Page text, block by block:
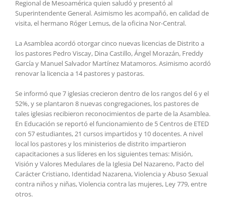
Regional de Mesoamérica quien saludó y presentó al
Superintendente General. Asimismo les acompañó, en calidad de
visita, el hermano Róger Lemus, de la oficina Nor-Central.
La Asamblea acordó otorgar cinco nuevas licencias de Distrito a
los pastores Pedro Viscay, Dina Castillo, Ángel Morazán, Freddy
García y Manuel Salvador Martínez Matamoros. Asimismo acordó
renovar la licencia a 14 pastores y pastoras.
Se informó que 7 iglesias crecieron dentro de los rangos del 6 y el
52%, y se plantaron 8 nuevas congregaciones, los pastores de
tales iglesias recibieron reconocimientos de parte de la Asamblea.
En Educación se reportó el funcionamiento de 5 Centros de ETED
con 57 estudiantes, 21 cursos impartidos y 10 docentes. A nivel
local los pastores y los ministerios de distrito impartieron
capacitaciones a sus líderes en los siguientes temas: Misión,
Visión y Valores Medulares de la Iglesia Del Nazareno, Pacto del
Carácter Cristiano, Identidad Nazarena, Violencia y Abuso Sexual
contra niños y niñas, Violencia contra las mujeres, Ley 779, entre
otros.